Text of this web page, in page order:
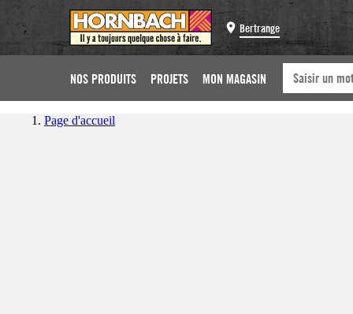
Bertrange
NOS PRODUITS PROJETS MON MAGASIN
Page d'accueil